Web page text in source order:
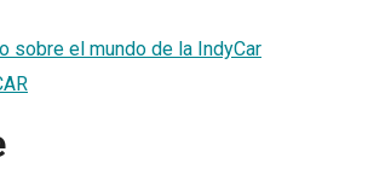
sobre el mundo de la IndyCar